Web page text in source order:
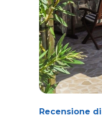
Recensione di